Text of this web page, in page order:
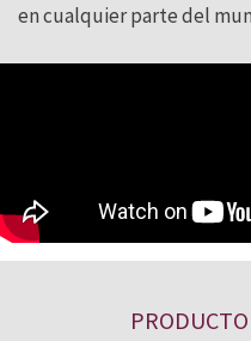
en cualquier parte del